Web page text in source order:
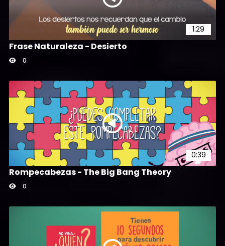
1:29
Frase Naturaleza - Desierto
0
0:39
Rompecabezas - The Big Bang Theory
0